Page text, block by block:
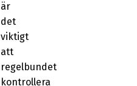
är
det
viktigt
att
regelbundet
kontrollera